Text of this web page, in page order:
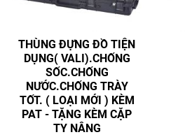
THÙNG ĐỰNG ĐỒ TIỆN
DỤNG( VALI).CHỐNG
SỐC.CHỐNG
NƯỚC.CHỐNG TRÀY
TỐT. ( LOẠI MỚI ) KÈM
PAT - TẶNG KÈM CẶP
TY NÂNG